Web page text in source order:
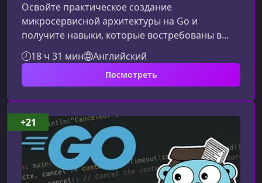
Освойте практическое создание
микросервисной архитектуры на Go и
получите навыки, которые востребованы в
современных высоконагруженных проектах.
Этот курс поможет вам пройти путь от
базовой настройки окружения до запуска
глубокое понимание всей экосистемы.Что вы
изучите в этом курсеОбучение построено на
реальных примерах и охватывает полный
жизненный цикл разработки
микросервисов.Основы Go для создания
быстры
18 ч 31 мин Английский
Посмотреть
+21